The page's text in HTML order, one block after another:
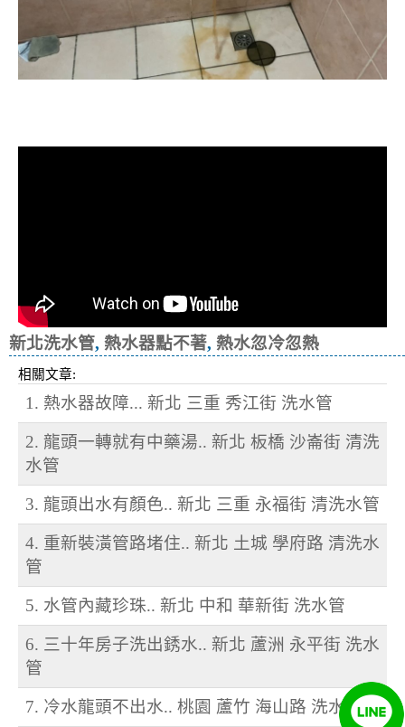
新北洗水管, 熱水器點不著, 熱水忽冷忽熱
相關文章:
1. 熱水器故障... 新北 三重 秀江街 洗水管
2. 龍頭一轉就有中藥湯.. 新北 板橋 沙崙街 清洗
水管
3. 龍頭出水有顏色.. 新北 三重 永福街 清洗水管
4. 重新裝潢管路堵住.. 新北 土城 學府路 清洗水
管
5. 水管內藏珍珠.. 新北 中和 華新街 洗水管
6. 三十年房子洗出銹水.. 新北 蘆洲 永平街 洗水
管
7. 冷水龍頭不出水.. 桃園 蘆竹 海山路 洗水管